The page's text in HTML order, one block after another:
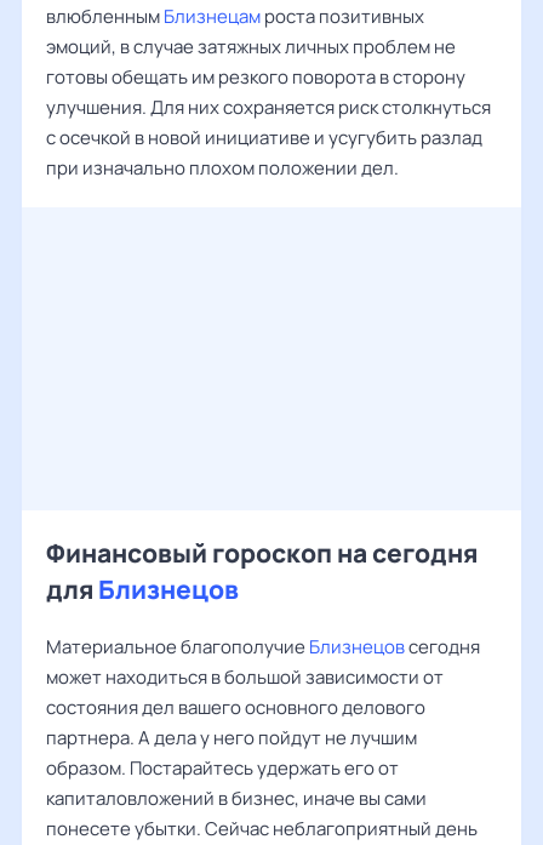
влюбленнымБлизнецамроста позитивных
эмоций, в случае затяжных личных проблем не
готовы обещать им резкого поворота в сторону
улучшения. Для них сохраняется риск столкнуться
с осечкой в новой инициативе и усугубить разлад
при изначально плохом положении дел.
Финансовый гороскоп на сегодня
для Близнецов
Материальное благополучие Близнецовсегодня
может находиться в большой зависимости от
состояния дел вашего основного делового
партнера. А дела у него пойдут не лучшим
образом. Постарайтесь удержать его от
капиталовложений в бизнес, иначе вы сами
понесете убытки. Сейчас неблагоприятный день